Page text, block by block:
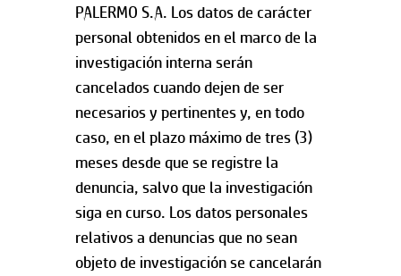
PALERMO S.A. Los datos de carácter
personal obtenidos en el marco de la
investigación interna serán
cancelados cuando dejen de ser
necesarios y pertinentes y, en todo
caso, en el plazo máximo de tres (3)
meses desde que se registre la
denuncia, salvo que la investigación
siga en curso. Los datos personales
relativos a denuncias que no sean
objeto de investigación se cancelarán